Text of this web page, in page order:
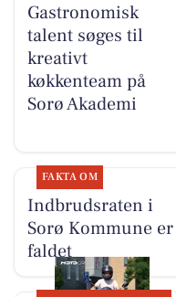
Gastronomisk
talent søges til
kreativt
køkkenteam på
Sorø Akademi
FAKTA OM
Indbrudsraten i
Sorø Kommune er
faldet